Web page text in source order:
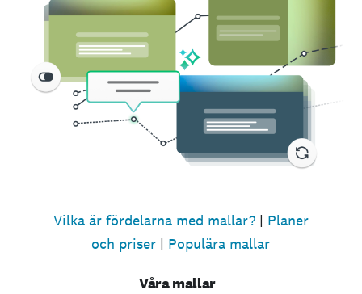
Vilka är fördelarna med mallar?| Planer
och priser | Populära mallar
Våra mallar